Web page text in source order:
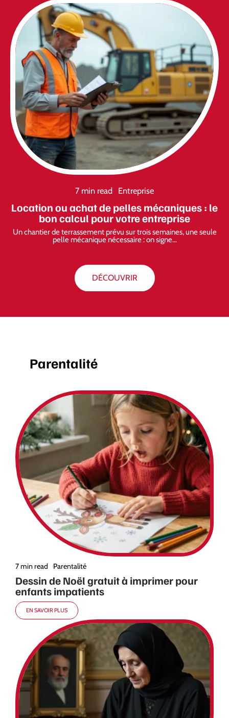
7 min read Entreprise
Location ou achat de pelles mécaniques : le
bon calcul pour votre entreprise
Un chantier de terrassement prévu sur trois semaines, une seule
pelle mécanique nécessaire : on signe…
DÉCOUVRIR
Parentalité
7 min read Parentalité
Dessin de Noël gratuit à imprimer pour
enfants impatients
EN SAVOIR PLUS